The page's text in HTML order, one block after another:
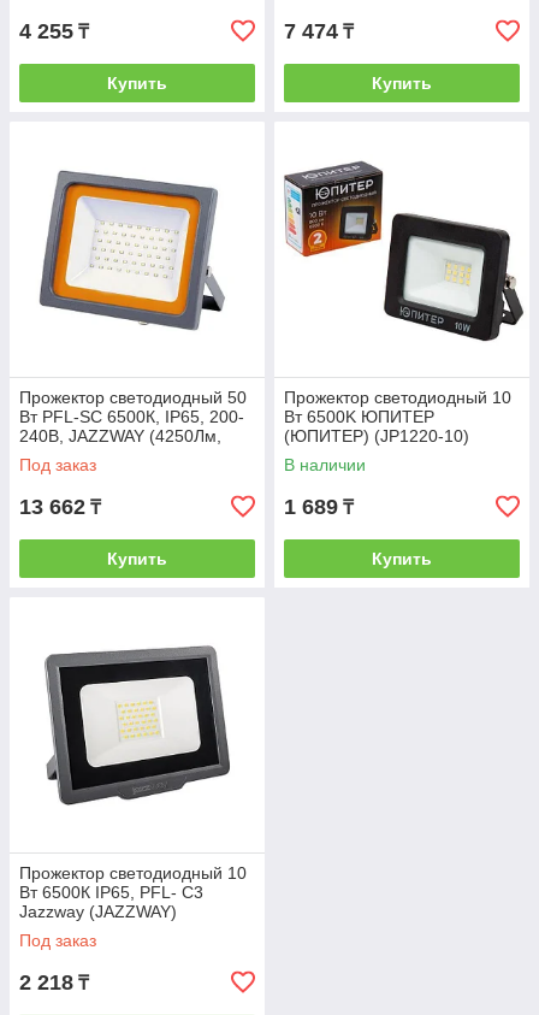
4 255 ₸
Купить
7 474 ₸
Купить
Прожектор светодиодный 50
Вт PFL-SC 6500К, IP65, 200-
240В, JAZZWAY (4250Лм,
холодный белый свет)
(JAZZWAY)
Под заказ
13 662 ₸
Купить
Прожектор светодиодный 10
Вт 6500K ЮПИТЕР
(ЮПИТЕР) (JP1220-10)
В наличии
1 689 ₸
Купить
Прожектор светодиодный 10
Вт 6500К IP65, PFL- C3
Jazzway (JAZZWAY)
(5023529A)
Под заказ
2 218 ₸